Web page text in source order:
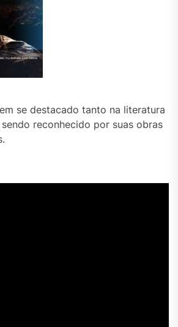
se destacado tanto na literatura
reconhecido por suas obras